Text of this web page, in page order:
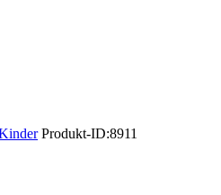
Produkt-ID:8911